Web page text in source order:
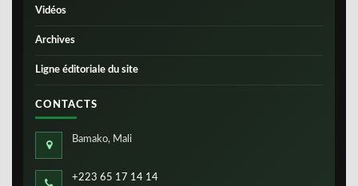
Vidéos
Archives
Ligne éditoriale du site
CONTACTS
Bamako, Mali
+223 65 17 14 14